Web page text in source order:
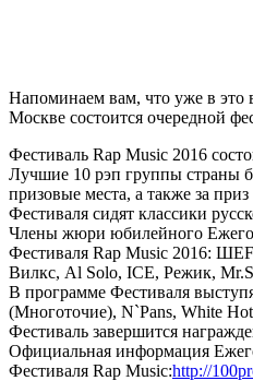
Напоминаем вам, что уже в это
Москве состоится очередной
Фестиваль Rap Music 2016
Лучшие 10 рэп группы страны
призовые места, а также за
Фестиваля сидят классики
Члены жюри юбилейного
Фестиваля Rap Music 2016:
Вилкс, Al Solo, ICE, Режик,
В программе Фестиваля
(Многоточие), N`Pans, White
Фестиваль завершится
Официальная информация
Фестиваля Rap Music:http://